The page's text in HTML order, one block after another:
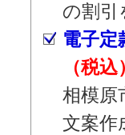
の割引
電子定
（税込
相模原
文案作